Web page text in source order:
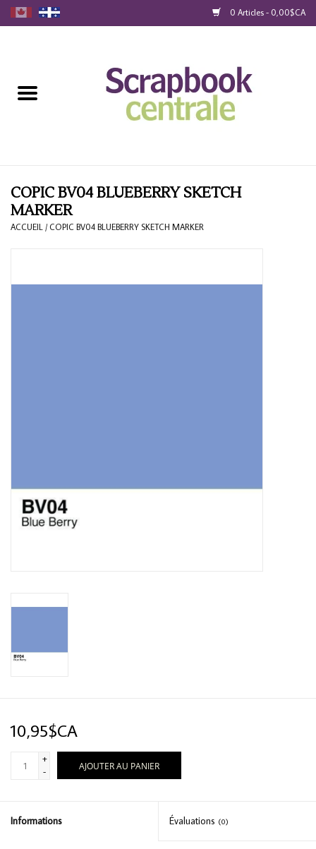
0 Articles - 0,00$CA
Fidélité
Blog
COPIC BV04 BLUEBERRY SKETCH
MARKER
ACCUEIL / COPIC BV04 BLUEBERRY SKETCH MARKER
10,95$CA
+
-
AJOUTER AU PANIER
Informations Évaluations (0)